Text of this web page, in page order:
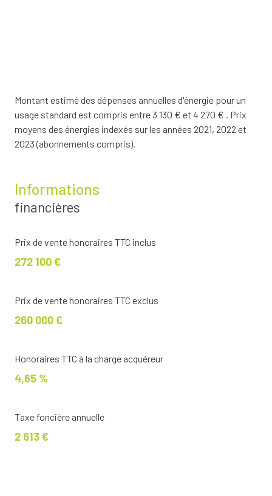
Montant estimé des dépenses annuelles d'énergie pour un
usage standard est compris entre 3 130 € et 4 270 € . Prix
moyens des énergies indexés sur les années 2021, 2022 et
2023 (abonnements compris).
Informations
financières
Prix de vente honoraires TTC inclus
272 100 €
Prix de vente honoraires TTC exclus
260 000 €
Honoraires TTC à la charge acquéreur
4,65 %
Taxe foncière annuelle
2 613 €